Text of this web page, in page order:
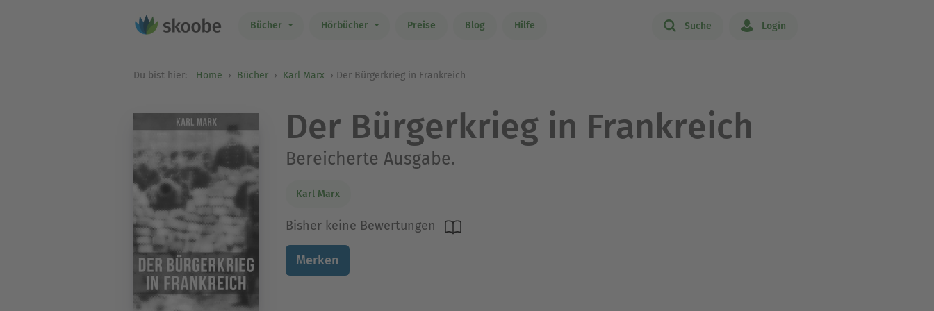
Bücher Hörbücher Preise Blog Hilfe Suche Login
Du bist hier: Home Bücher Karl Marx Der Bürgerkrieg in Frankreich
Der Bürgerkrieg in Frankreich
Bereicherte Ausgabe.
Karl Marx
Bisher keine Bewertungen
Merken